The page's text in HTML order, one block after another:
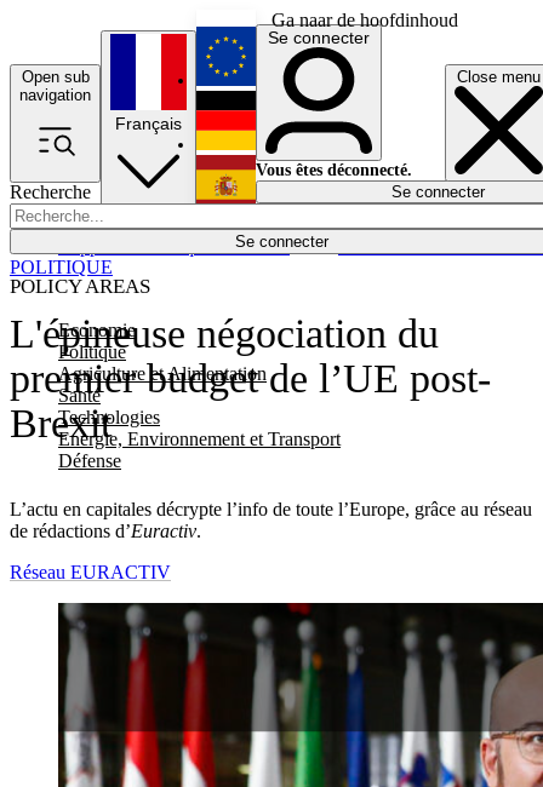
Ga naar de hoofdinhoud
Open sub
navigation
Close menu
Recherche
Se connecter
POLICY AREAS
Economie
Politique
Agriculture et Alimentation
Santé
Technologies
Energie, Environnement et Transport
Défense
Économie
Français
English
Deutsch
Español
Se connecter
Vous êtes déconnecté.
Se connecter
L'épineuse négociation du
premier budget de l’UE post-
Brexit
L’actu en capitales décrypte l’info de toute l’Europe, grâce au réseau
de rédactions d’Euractiv.
POLITIQUE
Réseau EURACTIV